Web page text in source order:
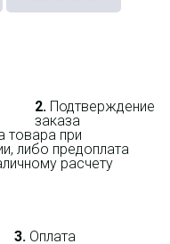
2. Подтверждение
заказа
товара при
либо предоплата
расчету
3. Оплата